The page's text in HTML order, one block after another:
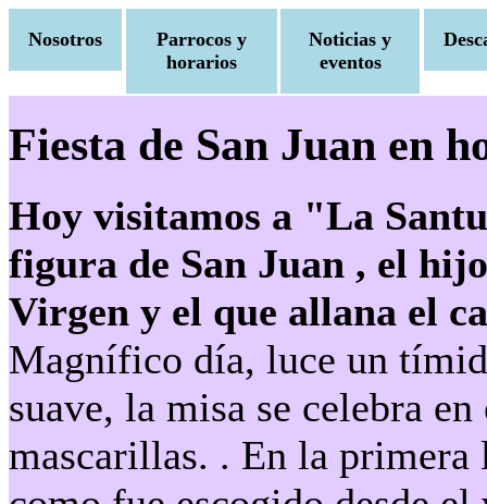
Nosotros
Parrocos y
horarios
Noticias y
eventos
Fiesta de San Juan en
Hoy visitamos a "La
figura de San Juan , el
Virgen y el que allana el
Magnífico día, luce un
suave, la misa se celebra
mascarillas. . En la primera